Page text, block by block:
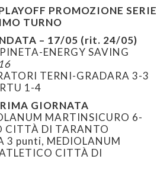
PROMOZIONE SERIE
TURNO
– 17/05 (rit. 24/05)
ENERGY SAVING
TERNI-GRADARA 3-3
1-4
GIORNATA
MARTINSICURO 6-
CITTÀ DI TARANTO
3 punti, MEDIOLANUM
CITTÀ DI